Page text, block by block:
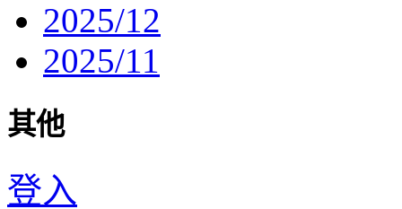
2025/12
2025/11
其他
登入